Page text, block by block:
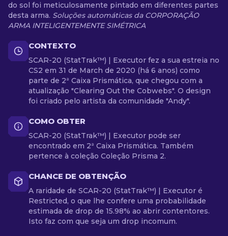
do sol foi meticulosamente pintado em diferentes partes
desta arma. Soluções automáticas da CORPORAÇÃO
ARMA INTELIGENTEMENTE SIMÉTRICA
CONTEXTO
SCAR-20 (StatTrak™) | Executor fez a sua estreia no
CS2 em 31 de March de 2020 (há 6 anos) como
parte de 2ª Caixa Prismática, que chegou com a
atualização "Clearing Out the Cobwebs". O design
foi criado pelo artista da comunidade "Andy".
COMO OBTER
SCAR-20 (StatTrak™) | Executor pode ser
encontrado em 2ª Caixa Prismática. Também
pertence à coleção Coleção Prisma 2.
CHANCE DE OBTENÇÃO
A raridade de SCAR-20 (StatTrak™) | Executor é
Restricted, o que lhe confere uma probabilidade
estimada de drop de 15.98% ao abrir contentores.
Isto faz com que seja um drop incomum.